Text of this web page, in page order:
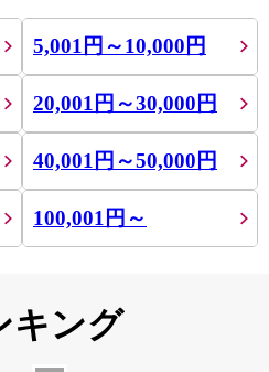
5,001円～10,000円
20,001円～30,000円
40,001円～50,000円
100,001円～
キング